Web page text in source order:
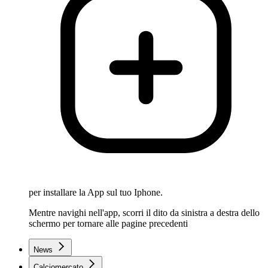
per installare la App sul tuo Iphone.
Mentre navighi nell'app, scorri il dito da sinistra a destra dello
schermo per tornare alle pagine precedenti
News